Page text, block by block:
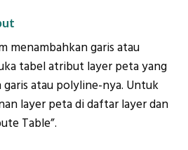
menambahkan garis atau
tabel atribut layer peta yang
atau polyline-nya. Untuk
layer peta di daftar layer dan
Table”.